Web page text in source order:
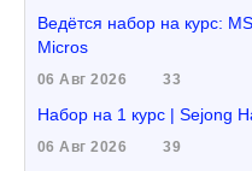
Ведётся набор на курс:
Micros
06 Авг 2026 33
Набор на 1 курс | Sejong
06 Авг 2026 39